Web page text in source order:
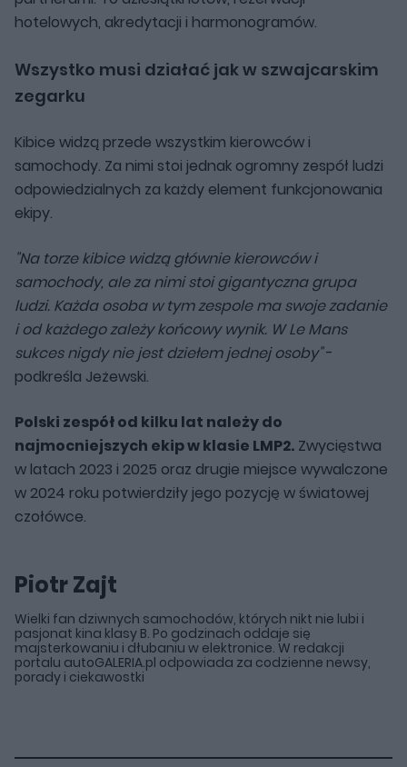
hotelowych, akredytacji i harmonogramów.
Wszystko musi działać jak w szwajcarskim
zegarku
Kibice widzą przede wszystkim kierowców i
samochody. Za nimi stoi jednak ogromny zespół ludzi
odpowiedzialnych za każdy element funkcjonowania
ekipy.
"Na torze kibice widzą głównie kierowców i
samochody, ale za nimi stoi gigantyczna grupa
ludzi. Każda osoba w tym zespole ma swoje zadanie
i od każdego zależy końcowy wynik. W Le Mans
sukces nigdy nie jest dziełem jednej osoby"-
podkreśla Jeżewski.
Polski zespół od kilku lat należy do
najmocniejszych ekip w klasie LMP2. Zwycięstwa
w latach 2023 i 2025 oraz drugie miejsce wywalczone
w 2024 roku potwierdziły jego pozycję w światowej
czołówce.
Piotr Zajt
Wielki fan dziwnych samochodów, których nikt nie lubi i
pasjonat kina klasy B. Po godzinach oddaje się
majsterkowaniu i dłubaniu w elektronice. W redakcji
portalu autoGALERIA.pl odpowiada za codzienne newsy,
porady i ciekawostki